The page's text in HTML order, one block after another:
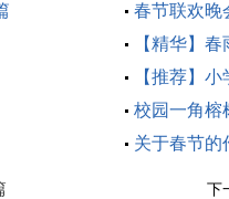
春节联欢晚
【精华】
【推荐】
校园一角榕
关于春节的
下